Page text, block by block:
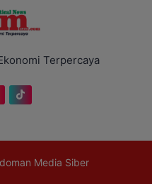
Terpercaya
Media Siber